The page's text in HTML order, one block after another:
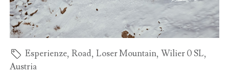
Esperienze, Road, Loser Mountain, Wilier 0 SL,
Austria